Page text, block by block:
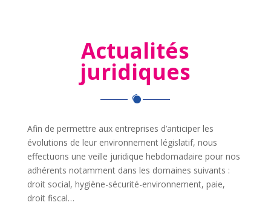
Actualités
juridiques
Afin de permettre aux entreprises d’anticiper les
évolutions de leur environnement législatif, nous
effectuons une veille juridique hebdomadaire pour nos
adhérents notamment dans les domaines suivants :
droit social, hygiène-sécurité-environnement, paie,
droit fiscal…